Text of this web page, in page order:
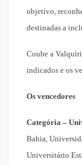
objetivo,
destinadas a
Coube a
indicados e os
Os vencedores
Categória –
Bahia,
Universitário